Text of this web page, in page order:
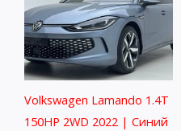
Volkswagen Lamando 1.4T
150HP 2WD 2022 | Синий